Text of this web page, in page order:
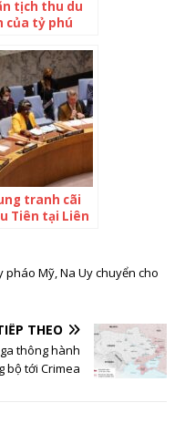
tịch thu du
của tỷ phú
tranh cãi
Tiên tại Liên
Mỹ, Na Uy chuyển cho
THEO
thông hành
bộ tới Crimea